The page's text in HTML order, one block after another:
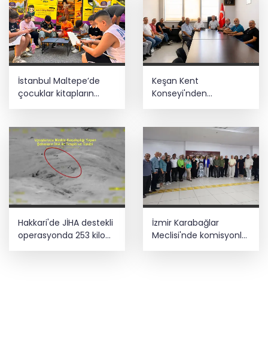
İstanbul Maltepe’de
çocuklar kitapların
renkli dünyasında
Keşan Kent
Konseyi'nden
muhtarlara nezaket
Hakkari'de JİHA destekli
operasyonda 253 kilo
İzmir Karabağlar
Meclisi'nde komisyonlar